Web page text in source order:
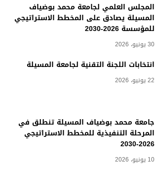
المجلس العلمي لجامعة محمد بوضياف
المسيلة يصادق على المخطط الاستراتيجي
للمؤسسة 2026-2030
30 يونيو، 2026
انتخابات اللجنة التقنية لجامعة المسيلة
22 يونيو، 2026
جامعة محمد بوضياف المسيلة تنطلق في
المرحلة التنفيذية للمخطط الاستراتيجي
2026-2030
10 يونيو، 2026